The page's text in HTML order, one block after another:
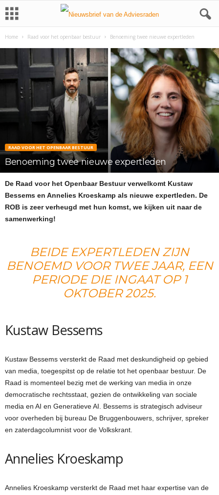
Home Raad voor het openbaar bestuur Benoeming twee nieuwe expertleden
RAAD VOOR HET OPENBAAR BESTUUR
Benoeming twee nieuwe expertleden
De Raad voor het Openbaar Bestuur verwelkomt Kustaw
Bessems en Annelies Kroeskamp als nieuwe expertleden. De
ROB is zeer verheugd met hun komst, we kijken uit naar de
samenwerking!
BEIDE EXPERTLEDEN ZIJN
BENOEMD VOOR TWEE JAAR, EEN
PERIODE DIE INGAAT OP 1
OKTOBER 2025.
Kustaw Bessems
Kustaw Bessems versterkt de Raad met deskundigheid op gebied
van media, toegespitst op de relatie tot het openbaar bestuur. De
Raad is momenteel bezig met de werking van media in onze
democratische rechtsstaat, gezien de ontwikkeling van sociale
media en AI en Generatieve AI. Bessems is strategisch adviseur
voor overheden bij bureau De Bruggenbouwers, schrijver, spreker
en zaterdagcolumnist voor de Volkskrant.
Annelies Kroeskamp
Annelies Kroeskamp versterkt de Raad met haar expertise van de